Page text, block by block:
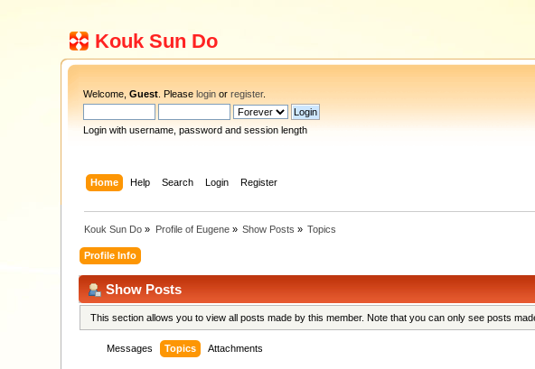
Kouk Sun Do
Welcome,Guest . Pleaselogin orregister.
Login with username, password and session length
Home Help Search Login Register
Kouk Sun Do » Profile of Eugene» Show Posts » Topics
Profile Info
Show Posts
This section allows you to view all posts made by this member. Note that you can only see posts
Messages Topics Attachments